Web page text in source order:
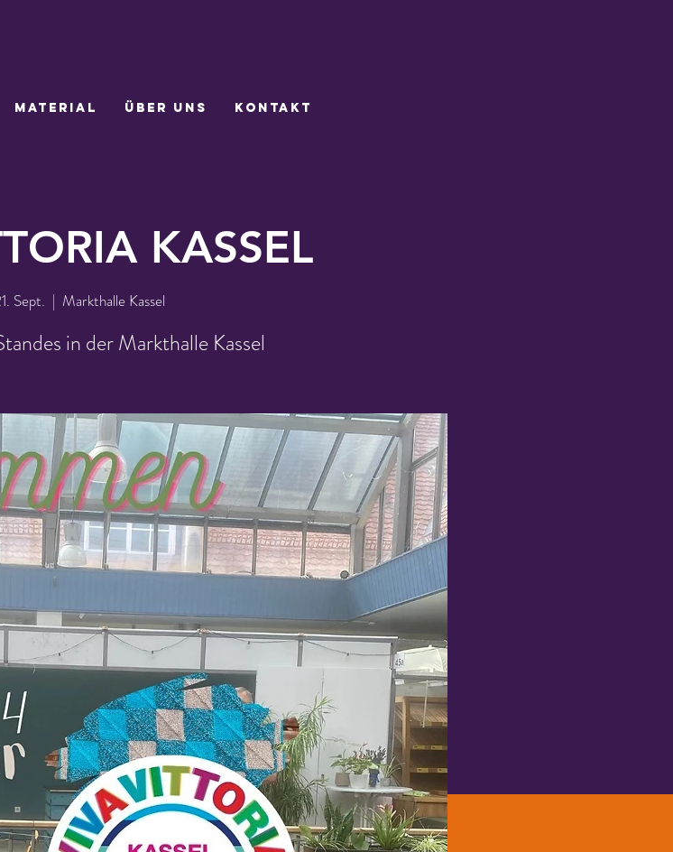
Material Über uns Kontakt
KASSEL
Sept.
  |
Markthalle Kassel
in der Markthalle Kassel